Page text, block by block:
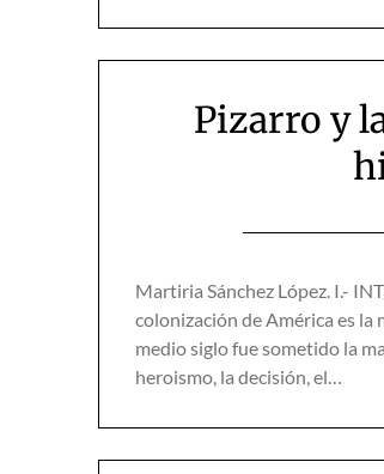
Pizarro y
Martiria Sánchez López. I.-
colonización de América es la
medio siglo fue sometido la
heroismo, la decisión, el…